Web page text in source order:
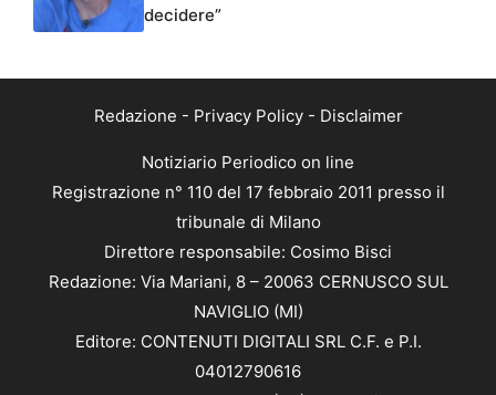
decidere”
Redazione - Privacy Policy- Disclaimer
Notiziario Periodico on line
Registrazione n° 110 del 17 febbraio 2011 presso il
tribunale di Milano
Direttore responsabile: Cosimo Bisci
Redazione: Via Mariani, 8 – 20063 CERNUSCO SUL
NAVIGLIO (MI)
Editore: CONTENUTI DIGITALI SRL C.F. e P.I.
04012790616